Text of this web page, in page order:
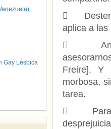

aplica a las
 Ante
Freire]. Y
morbosa,
tarea.
 Para
Gay Lésbica